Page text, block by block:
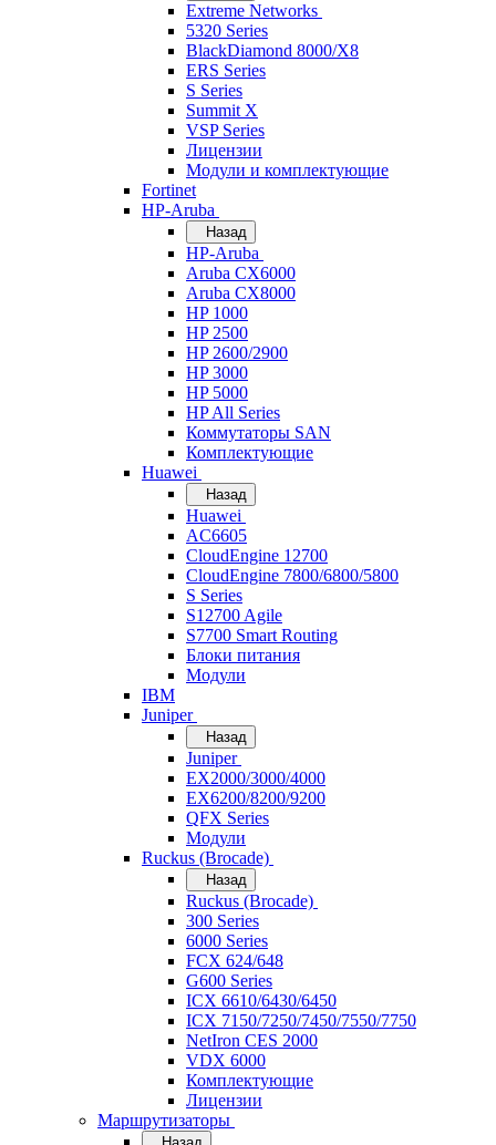
Extreme Networks
5320 Series
BlackDiamond 8000/X8
ERS Series
S Series
Summit X
VSP Series
Лицензии
Модули и комплектующие
Fortinet
HP-Aruba
Назад
HP-Aruba
Aruba CX6000
Aruba CX8000
HP 1000
HP 2500
HP 2600/2900
HP 3000
HP 5000
HP All Series
Коммутаторы SAN
Комплектующие
Huawei
Назад
Huawei
AC6605
CloudEngine 12700
CloudEngine 7800/6800/5800
S Series
S12700 Agile
S7700 Smart Routing
Блоки питания
Модули
IBM
Juniper
Назад
Juniper
EX2000/3000/4000
EX6200/8200/9200
QFX Series
Модули
Ruckus (Brocade)
Назад
Ruckus (Brocade)
300 Series
6000 Series
FCX 624/648
G600 Series
ICX 6610/6430/6450
ICX 7150/7250/7450/7550/7750
NetIron CES 2000
VDX 6000
Комплектующие
Лицензии
Маршрутизаторы